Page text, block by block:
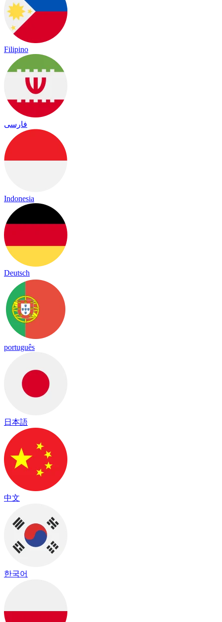
Filipino
فارسی
Indonesia
Deutsch
português
日本語
中文
한국어